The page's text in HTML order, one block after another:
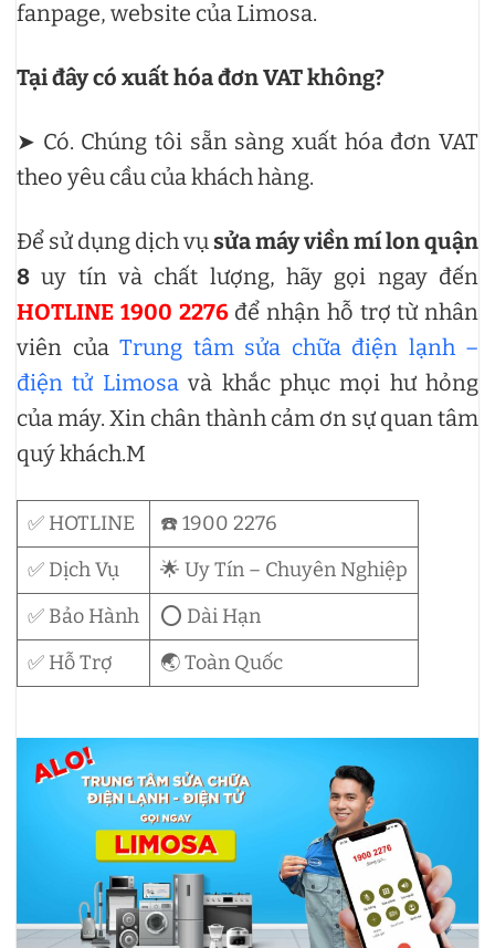
fanpage, website của Limosa.
Tại đây có xuất hóa đơn VAT không?
➤ Có. Chúng tôi sẵn sàng xuất hóa đơn VAT
theo yêu cầu của khách hàng.
Để sử dụng dịch vụsửa máy viền mí lon quận
8 uy tín và chất lượng, hãy gọi ngay đến
HOTLINE 1900 2276để nhận hỗ trợ từ nhân
viên củaTrung tâm sửa chữa điện lạnh –
điện tử Limosavà khắc phục mọi hư hỏng
của máy. Xin chân thành cảm ơn sự quan tâm
quý khách.M
✅ HOTLINE
☎️ 1900 2276
✅ Dịch Vụ
🌟 Uy Tín – Chuyên Nghiệp
✅ Bảo Hành
⭕ Dài Hạn
✅ Hỗ Trợ
🌏 Toàn Quốc